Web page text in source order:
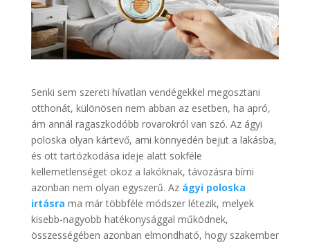
Senki sem szereti hívatlan vendégekkel megosztani
otthonát, különösen nem abban az esetben, ha apró,
ám annál ragaszkodóbb rovarokról van szó. Az ágyi
poloska olyan kártevő, ami könnyedén bejut a lakásba,
és ott tartózkodása ideje alatt sokféle
kellemetlenséget okoz a lakóknak, távozásra bírni
azonban nem olyan egyszerű. Az ágyi poloska
irtásra ma már többféle módszer létezik, melyek
kisebb-nagyobb hatékonysággal működnek,
összességében azonban elmondható, hogy szakember